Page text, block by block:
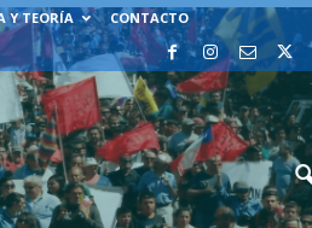
Y TEORÍA CONTACTO